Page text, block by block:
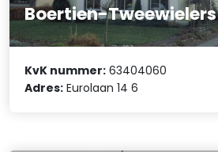
Boertien-Tweewielers
KvK nummer: 63404060
Adres: Eurolaan 14 6